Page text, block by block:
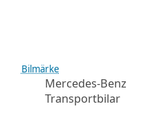
Bilmärke
Mercedes-Benz
Transportbilar